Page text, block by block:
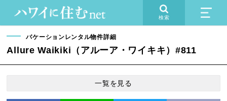
検索
バケーションレンタル物件詳細
Allure Waikiki（アルーア・ワイキキ）#811
一覧を見る